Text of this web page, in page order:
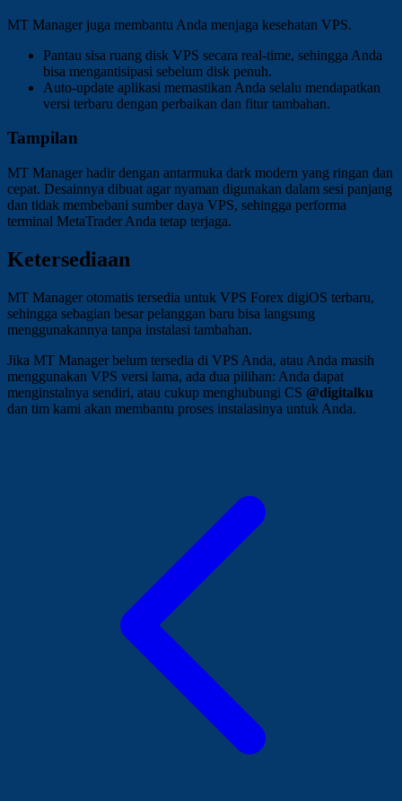
MT Manager juga membantu Anda menjaga kesehatan VPS.
Pantau sisa ruang disk VPS secara real-time, sehingga Anda
bisa mengantisipasi sebelum disk penuh.
Auto-update aplikasi memastikan Anda selalu mendapatkan
versi terbaru dengan perbaikan dan fitur tambahan.
Tampilan
MT Manager hadir dengan antarmuka dark modern yang ringan dan
cepat. Desainnya dibuat agar nyaman digunakan dalam sesi panjang
dan tidak membebani sumber daya VPS, sehingga performa
terminal MetaTrader Anda tetap terjaga.
Ketersediaan
MT Manager otomatis tersedia untuk VPS Forex digiOS terbaru,
sehingga sebagian besar pelanggan baru bisa langsung
menggunakannya tanpa instalasi tambahan.
Jika MT Manager belum tersedia di VPS Anda, atau Anda masih
menggunakan VPS versi lama, ada dua pilihan: Anda dapat
menginstalnya sendiri, atau cukup menghubungi CS @digitalku
dan tim kami akan membantu proses instalasinya untuk Anda.